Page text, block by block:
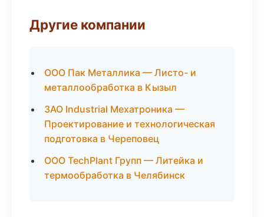
Другие компании
ООО Пак Металлика — Листо- и
металлообработка в Кызыл
ЗАО Industrial Мехатроника —
Проектирование и технологическая
подготовка в Череповец
ООО TechPlant Групп — Литейка и
термообработка в Челябинск